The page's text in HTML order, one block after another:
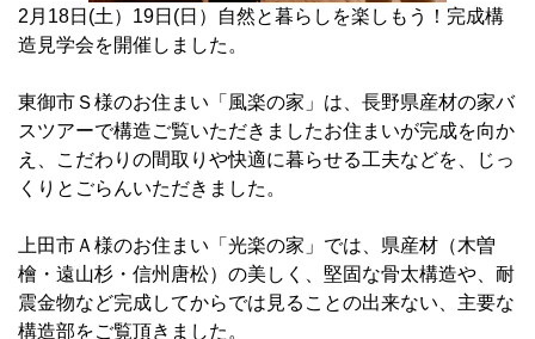
2月18日(土）19日(日）自然と暮らしを楽しもう！完成構
造見学会を開催しました。
東御市Ｓ様のお住まい「風楽の家」は、長野県産材の家バ
スツアーで構造ご覧いただきましたお住まいが完成を向か
え、こだわりの間取りや快適に暮らせる工夫などを、じっ
くりとごらんいただきました。
上田市Ａ様のお住まい「光楽の家」では、県産材（木曽
檜・遠山杉・信州唐松）の美しく、堅固な骨太構造や、耐
震金物など完成してからでは見ることの出来ない、主要な
構造部をご覧頂きました。